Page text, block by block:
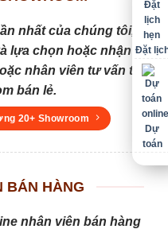
nhất của chúng tôi,
lựa chọn hoặc nhận
nhân viên tư vấn tại
bán lẻ.
20+ Showroom
BÁN HÀNG
nhân viên bán hàng
Đặt
Dự
toán